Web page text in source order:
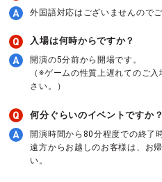
外国語対応はございませんので
入場は何時からですか？
開演の5分前から開場です。
（※ゲームの性質上遅れてのご
さい。）
何分ぐらいのイベントですか？
開演時間から80分程度での終了
遠方からお越しのお客様は、お
い。